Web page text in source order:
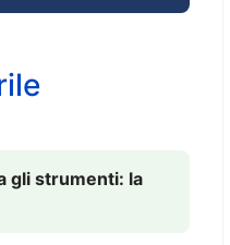
gli strumenti: la